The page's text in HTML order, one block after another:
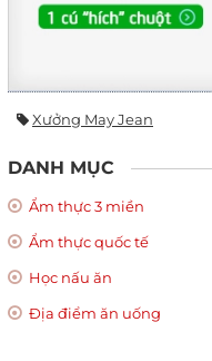
Xưởng May Jean
DANH MỤC
Ẩm thực 3 miền
Ẩm thực quốc tế
Học nấu ăn
Địa điểm ăn uống